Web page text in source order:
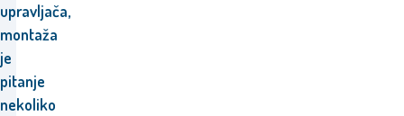
upravljača,
montaža
je
pitanje
nekoliko